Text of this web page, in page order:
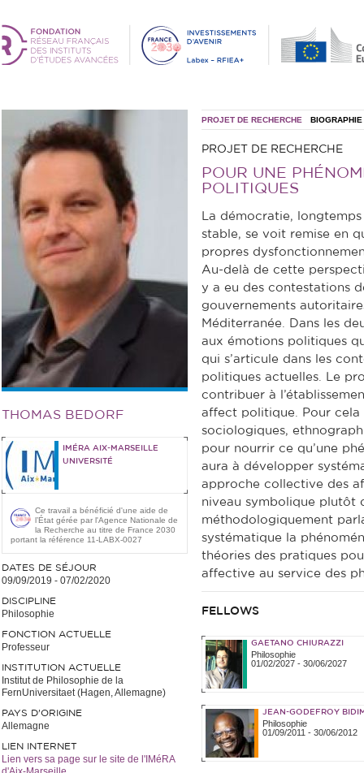
THOMAS BEDORF
IMÉRA AIX-MARSEILLE
UNIVERSITÉ
Ce travail a bénéficié d'une aide de
l’État gérée par l'Agence Nationale de
la Recherche au titre de France 2030
portant la référence 11-LABX-0027
DATES DE SÉJOUR
09/09/2019 - 07/02/2020
DISCIPLINE
Philosophie
FONCTION ACTUELLE
Professeur
INSTITUTION ACTUELLE
Institut de Philosophie de la
FernUniversitaet (Hagen, Allemagne)
PAYS D'ORIGINE
Allemagne
LIEN INTERNET
Lien vers sa page sur le site de l'IMéRA
PROJET DE RECHERCHE BIOGRAPHIE
PROJET DE RECHERCHE
POUR UNE
POLITIQUES
La démocratie,
stable, se voit remise en
propres
Au-delà de cette
y a eu des contestations
gouvernements
Méditerranée. Dans les
aux émotions politiques
qui s’articule dans les
politiques actuelles. Le
contribuer à
affect politique. Pour cela
sociologiques,
pour nourrir ce qu’une
aura à développer
approche collective des
niveau symbolique plutôt
méthodologiquement
systématique la
théories des pratiques
affective au service des
FELLOWS
GAETANO CHIURAZZI
Philosophie
01/02/2027- 30/06/2027
JEAN-GODEFROY
Philosophie
01/09/2011 - 30/06/2012